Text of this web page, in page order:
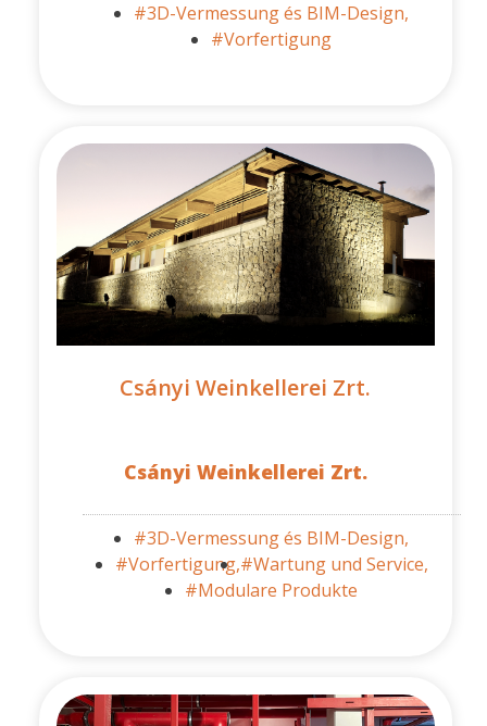
#3D-Vermessung és BIM-Design,
#Vorfertigung
Csányi Weinkellerei Zrt.
Csányi Weinkellerei Zrt.
#3D-Vermessung és BIM-Design,
#Vorfertigung,#Wartung und Service,
#Modulare Produkte